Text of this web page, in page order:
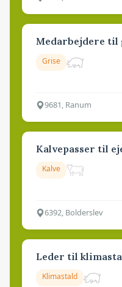
Medarbejdere
Grise
9681, Ranum
Kalvepasser til
Kalve
6392, Bolderslev
Leder til
Klimastald